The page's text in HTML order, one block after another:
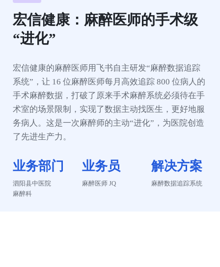
宏信健康：麻醉医师的手术级
“进化”
宏信健康的麻醉医师用飞书自主研发“麻醉数据追踪
系统”，让 16 位麻醉医师每月高效追踪 800 位病人的
手术麻醉数据，打破了原来手术麻醉系统必须待在手
术室的场景限制，实现了数据主动找医生，更好地服
务病人。这是一次麻醉师的主动“进化”，为医院创造
了先进生产力。
业务部门
泗阳县中医院
麻醉科
业务员
麻醉医师 JQ
解决方案
麻醉数据追踪系统